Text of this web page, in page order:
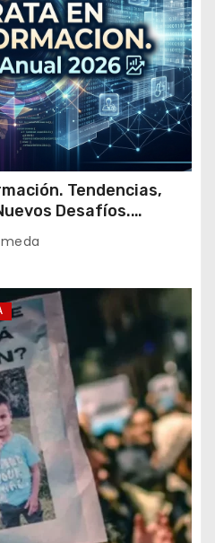
Tendencias,
Desafíos.
Julio 2026